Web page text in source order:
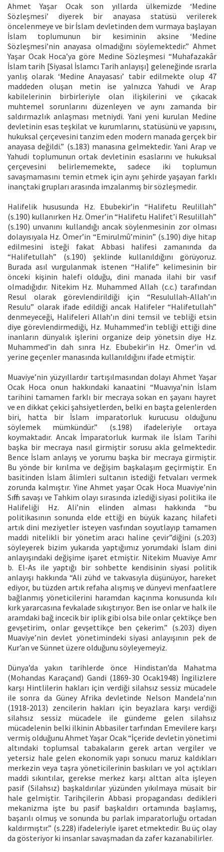
Ahmet Yaşar Ocak son yıllarda ülkemizde ‘Medine
Sözleşmesi’ diyerek bir anayasa statüsü verilerek
öncelenmeye ve bir İslam devletinden dem vurmaya başlayan
İslam toplumunun bir kesiminin aksine ‘Medine
Sözleşmesi’nin anayasa olmadığını söylemektedir.” Ahmet
Yaşar Ocak Hoca’ya göre Medine Sözleşmesi “Muhafazakâr
İslam tarih [Siyasal İslamcı Tarih anlayışı] geleneğinde ısrarla
yanlış olarak ‘Medine Anayasası’ tabir edilmekte olup 47
maddeden oluşan metin ise yalnızca Yahudi ve Arap
kabilelerinin birbirleriyle olan ilişkilerini ve çıkacak
muhtemel sorunlarını düzenleyen ve aynı zamanda bir
saldırmazlık anlaşması metniydi. Yani yeni kurulan Medine
devletinin esas teşkilat ve kurumlarını, statüsünü ve yapısını,
hukuksal çerçevesini tanzim eden modern manada gerçek bir
anayasa değildi.” (s.183) manasına gelmektedir. Yani Arap ve
Yahudi toplumunun ortak devletinin esaslarını ve hukuksal
çerçevesini belirlememekte, sadece iki toplumun
savaşmamasını temin etmek için aynı şehirde yaşayan farklı
inançtaki grupları arasında imzalanmış bir sözleşmedir.
Halifelik hususunda Hz. Ebubekir’in “Halifetu Reulillah”
(s.190) kullanırken Hz. Ömer’in “Halifetu Halifet’i Resulillah”
(s.190) unvanını kullandığı ancak söylenmesinin zor olması
dolayısıyala Hz. Ömer’in “Emirulmû’minin” (s.190) diye hitap
edilmesini isteği fakat Abbasi halifesi zamanında da
“Halifetullah” (s.190) şeklinde kullanıldığını görüyoruz.
Burada asıl vurgulanmak istenen “Halife” kelimesinin bir
önceki kişinin halefi olduğu, dini manada ilahi bir vasıf
olmadığıdır. Nitekim Hz. Muhammed Allah (c.c.) tarafından
Resul olarak görevlendirildiği için “Resulullah-Allah’ın
Resulu” olarak ifade edildiği ancak Halifeler “Halifetullah”
denmeyeceği, Halifeleri Allah’ın dini temsil ve tebliği etsin
diye görevlendirmediği, Hz. Muhammed’in tebliği ettiği dine
inanların dünyalık işlerini organize deip yönetsin diye Hz.
Muhammed’in dah sınra Hz. Ebubekir’in Hz. Ömer’in vd.
yerine geçenler manasında kullanıldığını ifade etmiştir.
Muaviye’nin yüzyıllardır tartışılmasından dolayı Ahmet Yaşar
Ocak Hoca onun hakkındaki kanaatini “Muavıya’nin İslam
tarihini tamamen farklı bir mecraya sokan en şayanı hayret
ve en dikkat çekici şahsiyetlerden, belki en başta gelenlerden
biri, hatta bir İslam imparatorluk kurucusu olduğunu
söylemek mümkündür.” (s.198) ifadeleriyle ortaya
koymaktadır. Ancak İmparatorluk kurmak ile İslam Tarihi
başka bir mecraya nasıl girmiştir sorusu akla gelmektedir.
Bence İslam anlayış ve yorumu başka bir mecraya girmiştir.
Bu yönde bir kırılma ve değişim başkalaşım geçirmiştir. En
basitinden İslam âlimleri sultanın istediği fetvaları vermek
zorunda kalmıştır. Yine Ahmet yaşar Ocak Hoca Muaviye’nin
Sıffin savaşı ve Tahkim olayı sırasında izlediği siyasi politika ile
Halifeliği Hz. Ali’nin elinden alması hakkında “bu
politikasının sonunda elde ettiği en büyük kazanç hilafeti
artık dini meziyetler isteyen vasfından soyutlayıp tamamen
maddi nitelikli bir yönetim aracı haline çevir”diğini (s.203)
söyleyerek bizim yukarıda yaptığımız yorumdaki İslam dini
anlayışındaki değişime işaret etmiştir. Nitekim Muaviye Amr
b. El-As ile yaptığı bir sohbette kendisinin siyasi politik
anlayışı hakkında “Ali zühd ve takvasıyla düşünüyor, hareket
ediyor, bu tüzden artık refaha alışmış ve dünyevi menfaatlere
bağlanmış yöneticilerini haramdan kaçınma konusunda kılı
kırk yararcasına fevkalade sıkıştırıyor. Ben ise onlar ve halk ile
aramdaki bağ incecik bir iplik gibi olsa bile onlar çektikçe ben
gevşetirim, onlar gevşettikçe ben çekerim.” (s.203) diyen
Muaviye’nin devlet yönetimindeki siyasi anlayışının pek de
Kur’an ve Sünnet üzere olduğunu söyleyemeyiz.
Dünya’da yakın tarihlerde önce Hindistan’da Mahatma
(Mohandas Karaçand) Gandi (1869-30 Ocak1948) İngilizlere
karşı Hintlilerin hakları için verdiği silahsız sessiz mücadele
ile sonra da Güney Afrika devletinde Nelson Mandela’nın
(1918-2013) zencilerin hakları için beyazlara karşı verdiği
silahsız sessiz mücadele ile gündeme gelen silahsız
mücadelenin belki ilkinin Abbasiler tarfından Emevilere karşı
vermiş olduğunu Ahmet Yaşar Ocak “İçeride devletin yönetimi
altındaki toplumsal tabakaların gerek artan vergiler ve
yetersiz hale gelen ekonomik yapı sonucu maruz kaldıkları
merkezin veya taşra yöneticilerinin baskıları ve yol açtıkları
maddi sıkıntılar, gerekse merkez karşı alttan alta işleyen
pasif (Silahsız) başkaldırılar yüzünden yıkılmaya müsait bir
hale gelmiştir. Tarihçilerin Abbasi propagandası dedikleri
mekanizma işte bu pasif başkaldırı ortamında başlamış,
başarılı olmuş ve sonunda bu parlak imparatorluğu ortadan
kaldırmıştır.” (s.228) ifadeleriyle işaret etmektedir. Bu üç olay
da gösteriyor ki insanlar savaşmadan da zafer kazanabilirler.